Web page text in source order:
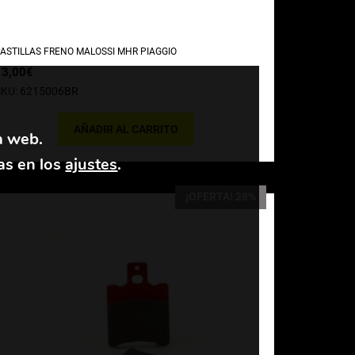
FRENO MALOSSI MHR PIAGGIO
€
6215006BR
web.
en losajustes.